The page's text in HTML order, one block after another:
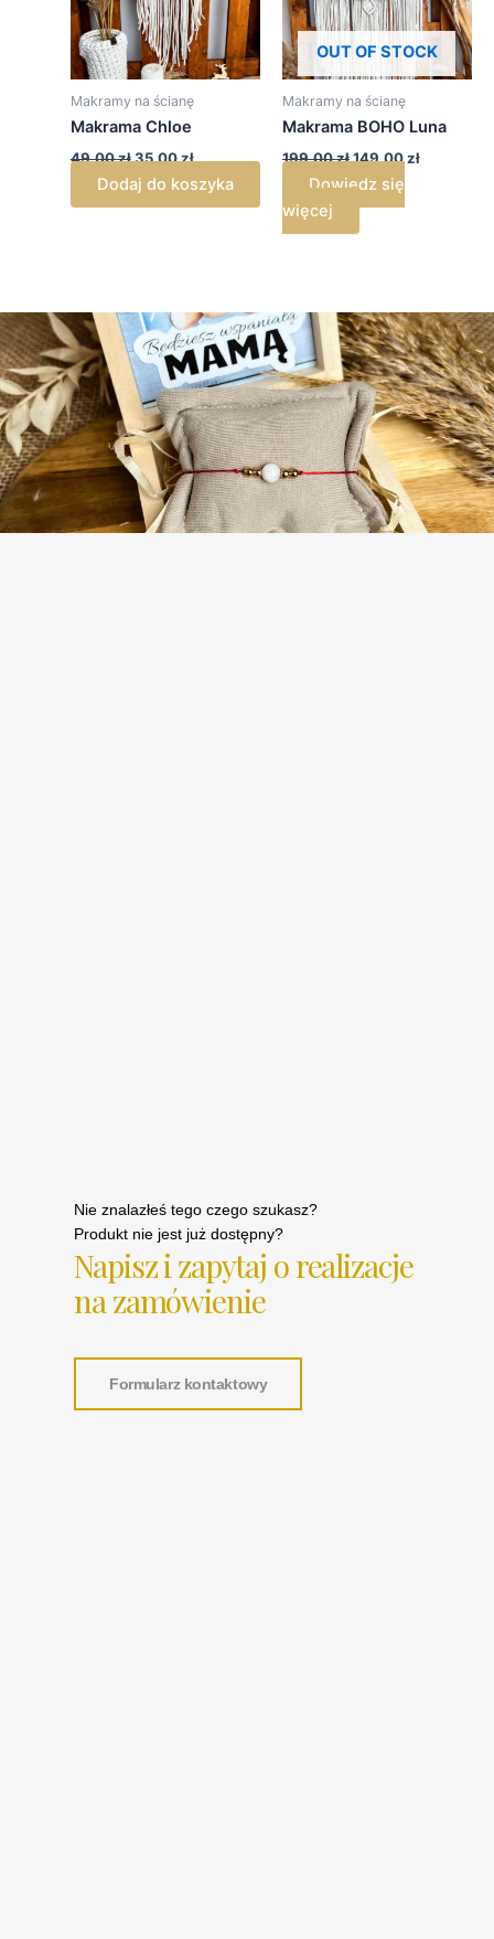
Makramy na ścianę
Makrama Chloe
49,00zł35,00zł
Dodaj do koszyka
OUT OF STOCK
Makramy na ścianę
Makrama BOHO Luna
199,00zł149,00zł
Dowiedz się
więcej
Nie znalazłeś tego czego szukasz?
Produkt nie jest już dostępny?
Napisz i zapytaj o realizacje
na zamówienie
Formularz kontaktowy